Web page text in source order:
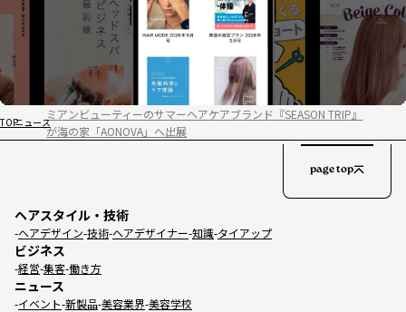
TOPニュース
ミアンビューティーのサマーヘアケアブランド『SEASON TRIP』
が海の家「AONOVA」へ出展
ヘアスタイル・技術
ヘアデザイン 技術 ヘアデザイナー 知識 タイアップ
ビジネス
経営 集客 働き方
ニュース
イベント 新製品 美容業界 美容学校
page top